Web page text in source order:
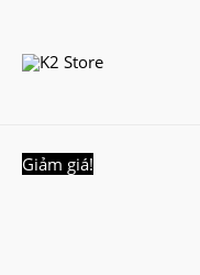
content
Giảm giá!